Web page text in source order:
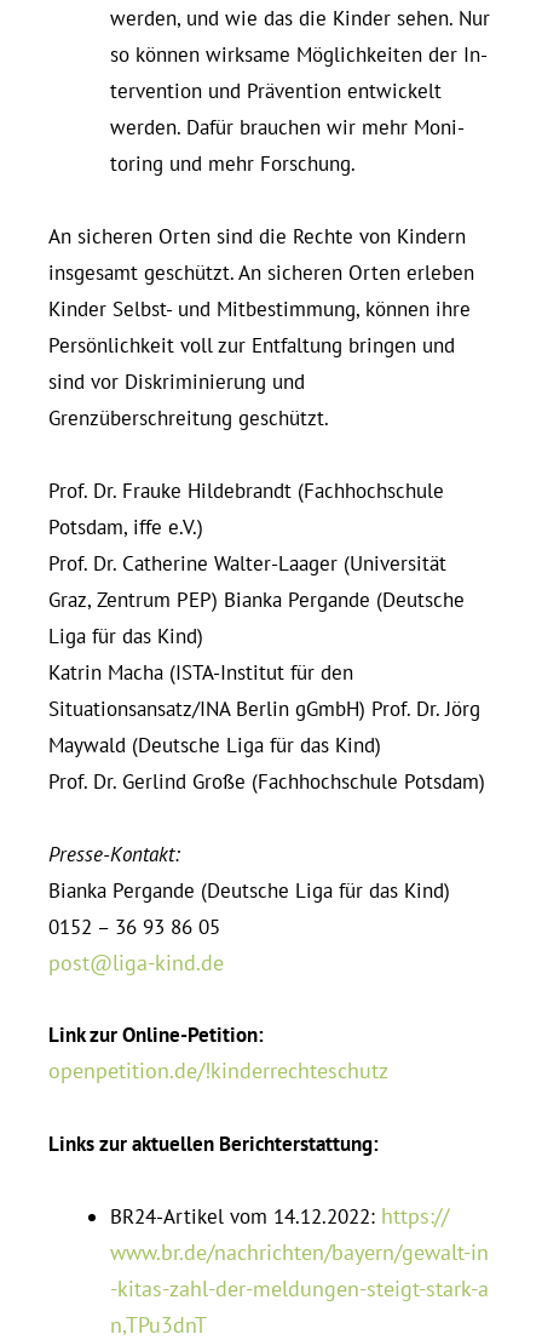
werden, und wie das die Kinder sehen. Nur
so können wirksame Möglichkeiten der In­
ter­vention und Prävention ent­wi­ckelt
werden. Dafür brauchen wir mehr Mo­ni­
toring und mehr Forschung.
An si­cheren Orten sind die Rechte von Kindern
ins­gesamt geschützt. An si­cheren Orten er­leben
Kinder Selbst- und Mit­be­stimmung, können ihre
Persönlichkeit voll zur Ent­faltung bringen und
sind vor Dis­kri­mi­nierung und
Grenzüberschreitung geschützt.
Prof. Dr. Frauke Hil­de­brandt (Fach­hoch­schule
Potsdam, iffe e.V.)
Prof. Dr. Ca­therine Walter-Laager (Universität
Graz, Zentrum PEP) Bianka Per­gande (Deutsche
Liga für das Kind)
Katrin Macha (ISTA-In­stitut für den
Situationsansatz/​INA Berlin gGmbH) Prof. Dr. Jörg
Maywald (Deutsche Liga für das Kind)
Prof. Dr. Gerlind Große (Fach­hoch­schule Potsdam)
Presse-Kontakt:
Bianka Per­gande (Deutsche Liga für das Kind)
0152 – 36 93 86 05
post@​liga-​kind.​de
Link zur Online-Pe­tition:
open​pe​tition​.de/​!​k​i​n​d​e​r​r​e​c​h​t​e​s​c​h​utz
Links zur ak­tu­ellen Berichterstattung:
BR24-Ar­tikel vom 14.12.2022: https://​
www​.br​.de/​n​a​c​h​r​i​c​h​t​e​n​/​b​a​y​e​r​n​/​g​e​w​a​l​t​-​i​n​
-​k​i​t​a​s​-​z​a​h​l​-​d​e​r​-​m​e​l​d​u​n​g​e​n​-​s​t​e​i​g​t​-​s​t​a​r​k​-​a​
n​,​T​P​u​3​dnT